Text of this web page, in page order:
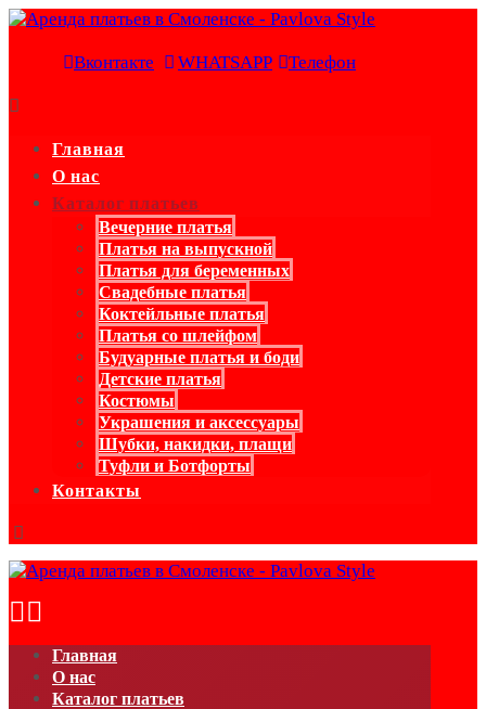
Вконтакте WHATSAPP Телефон
Главная
О нас
Каталог платьев
Вечерние платья
Платья на выпускной
Платья для беременных
Свадебные платья
Коктейльные платья
Платья со шлейфом
Будуарные платья и боди
Детские платья
Костюмы
Украшения и аксессуары
Шубки, накидки, плащи
Туфли и Ботфорты
Контакты
Главная
О нас
Каталог платьев